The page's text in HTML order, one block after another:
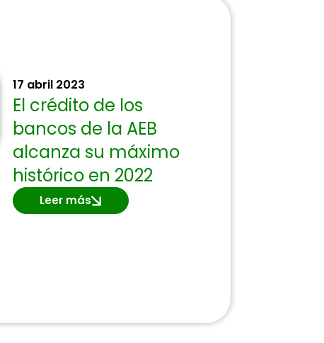
17 abril 2023
El crédito de los
bancos de la AEB
alcanza su máximo
histórico en 2022
Leer más